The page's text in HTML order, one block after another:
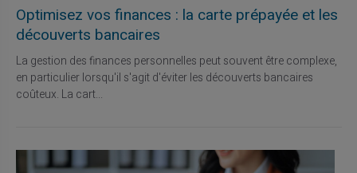
Optimisez vos finances : la carte prépayée et les
découverts bancaires
La gestion des finances personnelles peut souvent être complexe,
en particulier lorsqu'il s'agit d'éviter les découverts bancaires
coûteux. La cart...